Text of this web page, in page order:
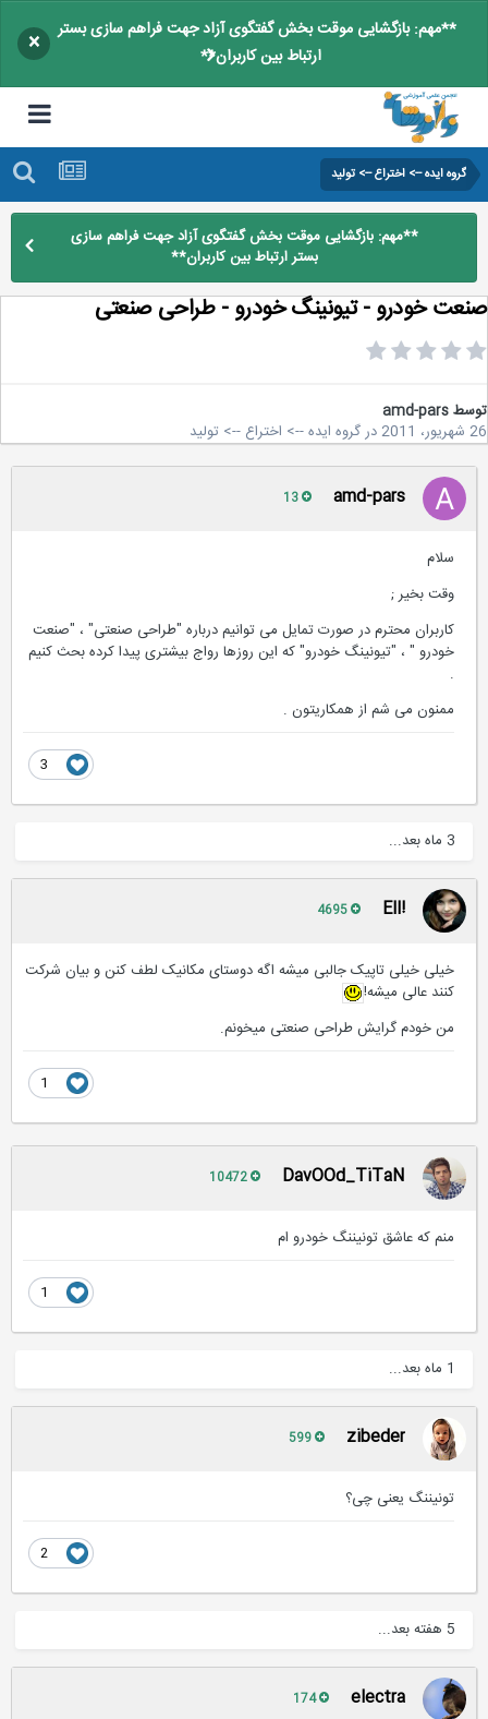
**مهم: بازگشایی موقت بخش گفتگوی آزاد جهت فراهم سازی بستر
ارتباط بین کاربران**
×
گروه ایده --> اختراع --> تولید
**مهم: بازگشایی موقت بخش گفتگوی آزاد جهت فراهم سازی
بستر ارتباط بین کاربران**
خودرو - تیونینگ خودرو - طراحی صنعتی
amd-pars
درگروه ایده --> اختراع --> تولید
amd-pars
سلام
وقت بخیر ;
کاربران محترم در صورت تمایل می توانیم درباره "طراحی صنعتی" ، "صنعت
خودرو " ، "تیونینگ خودرو" که این روزها رواج بیشتری پیدا کرده بحث کنیم
ممنون می شم از همکاریتون .
خیلی خیلی تاپیک جالبی میشه اگه دوستای مکانیک لطف کنن و بیان شرکت
کنند عالی میشه!
من خودم گرایش طراحی صنعتی میخونم.
DavOOd_TiTaN
منم که عاشق تونیننگ خودرو ام
zibeder
تونیننگ یعنی چی؟
electra